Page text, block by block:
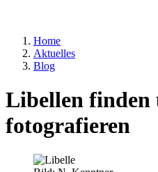
Home
Aktuelles
Blog
Libellen finden
fotografieren